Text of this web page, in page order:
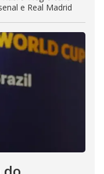
e Real Madrid